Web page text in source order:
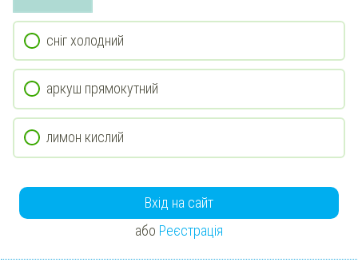
сніг холодний
аркуш прямокутний
лимон кислий
Вхід на сайт
або Реєстрація